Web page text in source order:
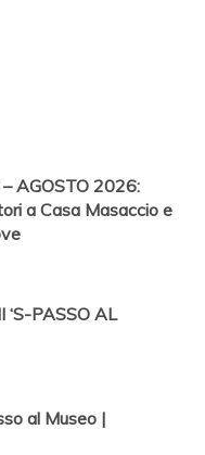
AGOSTO 2026:
a Casa Masaccio e
PASSO AL
al Museo |